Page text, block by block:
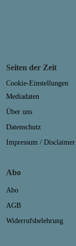
Seiten der Zeit
Cookie-Einstellungen
Mediadaten
Über uns
Datenschutz
Impressum / Disclaimer
Abo
Abo
AGB
Widerrufsbelehrung